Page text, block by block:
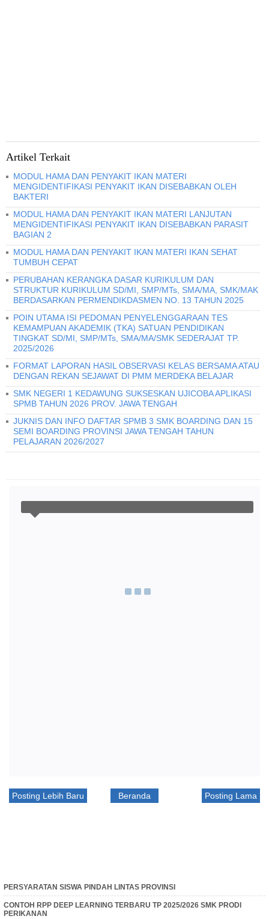
Artikel Terkait
MODUL HAMA DAN PENYAKIT IKAN MATERI
MENGIDENTIFIKASI PENYAKIT IKAN DISEBABKAN OLEH
BAKTERI
MODUL HAMA DAN PENYAKIT IKAN MATERI LANJUTAN
MENGIDENTIFIKASI PENYAKIT IKAN DISEBABKAN PARASIT
BAGIAN 2
MODUL HAMA DAN PENYAKIT IKAN MATERI IKAN SEHAT
TUMBUH CEPAT
PERUBAHAN KERANGKA DASAR KURIKULUM DAN
STRUKTUR KURIKULUM SD/MI, SMP/MTs, SMA/MA, SMK/MAK
BERDASARKAN PERMENDIKDASMEN NO. 13 TAHUN 2025
POIN UTAMA ISI PEDOMAN PENYELENGGARAAN TES
KEMAMPUAN AKADEMIK (TKA) SATUAN PENDIDIKAN
TINGKAT SD/MI, SMP/MTs, SMA/MA/SMK SEDERAJAT TP.
2025/2026
FORMAT LAPORAN HASIL OBSERVASI KELAS BERSAMA ATAU
DENGAN REKAN SEJAWAT DI PMM MERDEKA BELAJAR
SMK NEGERI 1 KEDAWUNG SUKSESKAN UJICOBA APLIKASI
SPMB TAHUN 2026 PROV. JAWA TENGAH
JUKNIS DAN INFO DAFTAR SPMB 3 SMK BOARDING DAN 15
SEMI BOARDING PROVINSI JAWA TENGAH TAHUN
PELAJARAN 2026/2027
Posting Lebih Baru Posting Lama
Beranda
PERSYARATAN SISWA PINDAH LINTAS PROVINSI
CONTOH RPP DEEP LEARNING TERBARU TP 2025/2026 SMK PRODI
PERIKANAN